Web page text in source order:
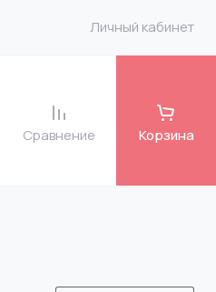
Личный кабинет
Сравнение Корзина